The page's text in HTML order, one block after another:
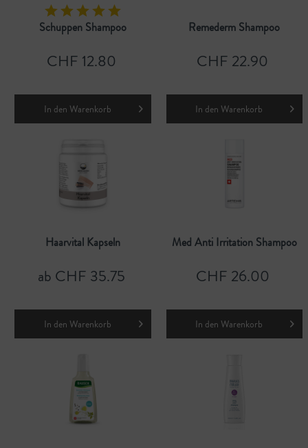
Schuppen Shampoo
CHF 12.80
In den Warenkorb
Remederm Shampoo
CHF 22.90
In den Warenkorb
Haarvital Kapseln
ab CHF 35.75
In den Warenkorb
Med Anti Irritation Shampoo
CHF 26.00
In den Warenkorb